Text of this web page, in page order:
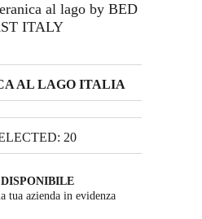
al lago by BED
ITALY
AL LAGO ITALIA
20
tua azienda in evidenza